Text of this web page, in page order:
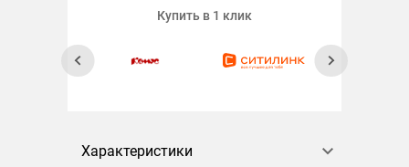
Купить в 1 клик
Характеристики